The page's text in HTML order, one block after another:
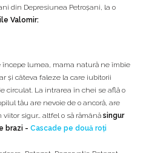
din Depresiunea Petroșani, la o
Valomir:
începe lumea, mama natură ne îmbie
și câteva faleze la care iubitorii
circulat. La intrarea în chei se află o
tău are nevoie de o ancoră, are
sigur… altfel o să rămână singur
brazi - Cascade pe două roți